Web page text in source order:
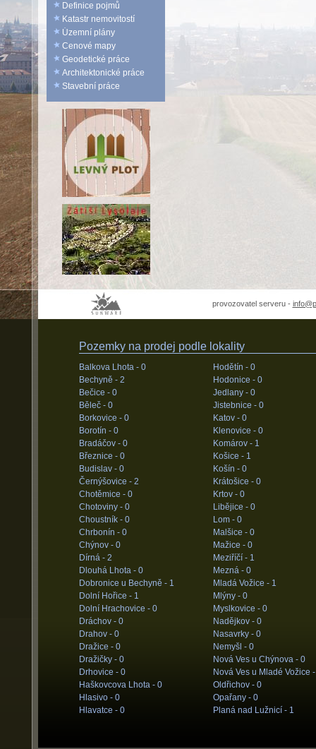
Definice pojmů
Katastr nemovitostí
Územní plány
Cenové mapy
Geodetické práce
Architektonické práce
Stavební práce
provozovatel serveru -
Pozemky na prodej podle lokality
Balkova Lhota - 0
Bechyně - 2
Bečice - 0
Běleč - 0
Borkovice - 0
Borotín - 0
Bradáčov - 0
Březnice - 0
Budislav - 0
Černýšovice - 2
Chotěmice - 0
Chotoviny - 0
Choustník - 0
Chrbonín - 0
Chýnov - 0
Dírná - 2
Dlouhá Lhota - 0
Dobronice u Bechyně - 1
Dolní Hořice - 1
Dolní Hrachovice - 0
Dráchov - 0
Drahov - 0
Dražice - 0
Dražičky - 0
Drhovice - 0
Haškovcova Lhota - 0
Hlasivo - 0
Hlavatce - 0
Hodětín - 0
Hodonice - 0
Jedlany - 0
Jistebnice - 0
Katov - 0
Klenovice - 0
Komárov - 1
Košice - 1
Košín - 0
Krátošice - 0
Krtov - 0
Libějice - 0
Lom - 0
Malšice - 0
Mažice - 0
Meziříčí - 1
Mezná - 0
Mladá Vožice - 1
Mlýny - 0
Myslkovice - 0
Nadějkov - 0
Nasavrky - 0
Nemyšl - 0
Nová Ves u Chýnova - 0
Nová Ves u Mladé Vožice
Oldřichov - 0
Opařany - 0
Planá nad Lužnicí - 1